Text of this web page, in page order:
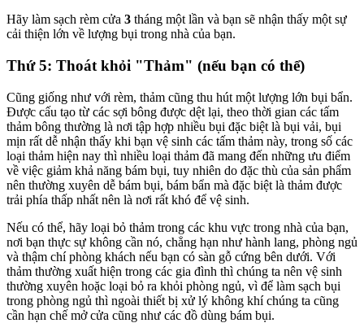
Hãy làm sạch rèm cửa 3 tháng một lần và bạn sẽ nhận thấy một sự
cải thiện lớn về lượng bụi trong nhà của bạn.
Thứ 5: Thoát khỏi "Thảm" (nếu bạn có thể)
Cũng giống như với rèm, thảm cũng thu hút một lượng lớn bụi bẩn.
Được cấu tạo từ các sợi bông được dệt lại, theo thời gian các tấm
thảm bông thường là nơi tập hợp nhiều bụi đặc biệt là bụi vải, bụi
mịn rất dễ nhận thấy khi bạn vệ sinh các tấm thảm này, trong số các
loại thảm hiện nay thì nhiều loại thảm đã mang đến những ưu điểm
về việc giảm khả năng bám bụi, tuy nhiên do đặc thù của sản phẩm
nên thường xuyên dễ bám bụi, bám bẩn mà đặc biệt là thảm được
trải phía thấp nhất nên là nơi rất khó để vệ sinh.
Nếu có thể, hãy loại bỏ thảm trong các khu vực trong nhà của bạn,
nơi bạn thực sự không cần nó, chẳng hạn như hành lang, phòng ngủ
và thậm chí phòng khách nếu bạn có sàn gỗ cứng bên dưới. Với
thảm thường xuất hiện trong các gia đình thì chúng ta nên vệ sinh
thường xuyên hoặc loại bỏ ra khỏi phòng ngủ, vì để làm sạch bụi
trong phòng ngủ thì ngoài thiết bị xử lý không khí chúng ta cũng
cần hạn chế mở cửa cũng như các đồ dùng bám bụi.